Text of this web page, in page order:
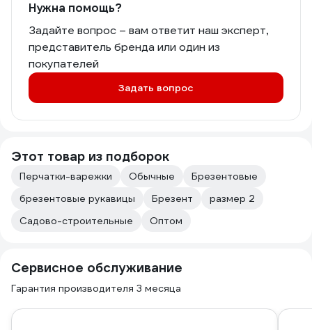
Нужна помощь?
Задайте вопрос – вам ответит наш эксперт,
представитель бренда или один из
покупателей
Задать вопрос
Этот товар из подборок
Перчатки-варежки Обычные
Брезентовые
брезентовые рукавицы
Брезент
размер 2
Садово-строительные
Оптом
Сервисное обслуживание
Гарантия производителя 3 месяца